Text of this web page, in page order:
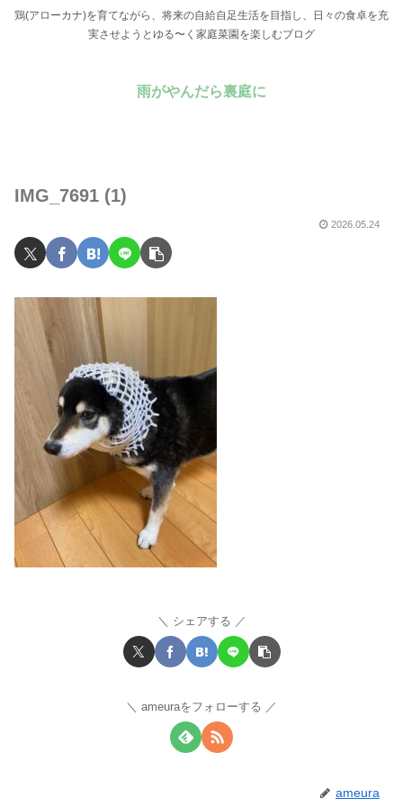
鶏(アローカナ)を育てながら、将来の自給自足生活を目指し、日々の食卓を充
実させようとゆる〜く家庭菜園を楽しむブログ
雨がやんだら裏庭に
IMG_7691 (1)
2026.05.24
シェアする
ameuraをフォローする
ameura